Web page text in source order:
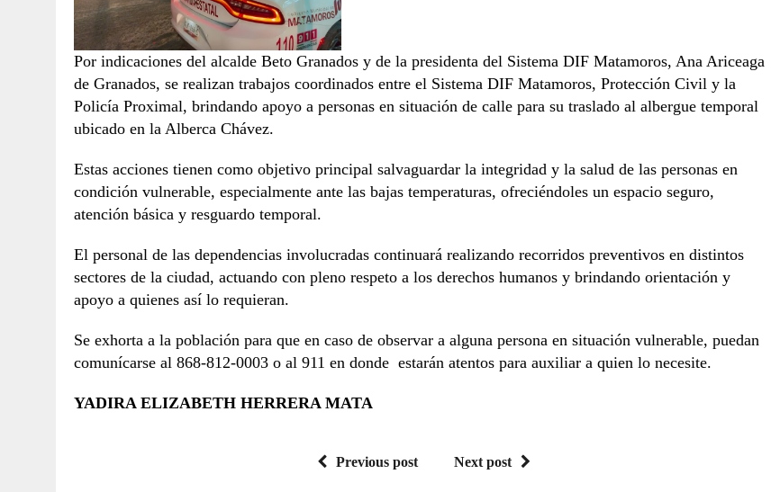
Por indicaciones del alcalde Beto Granados y de la presidenta del Sistema DIF Matamoros, Ana Ariceaga
de Granados, se realizan trabajos coordinados entre el Sistema DIF Matamoros, Protección Civil y la
Policía Proximal, brindando apoyo a personas en situación de calle para su traslado al albergue temporal
ubicado en la Alberca Chávez.
Estas acciones tienen como objetivo principal salvaguardar la integridad y la salud de las personas en
condición vulnerable, especialmente ante las bajas temperaturas, ofreciéndoles un espacio seguro,
atención básica y resguardo temporal.
El personal de las dependencias involucradas continuará realizando recorridos preventivos en distintos
sectores de la ciudad, actuando con pleno respeto a los derechos humanos y brindando orientación y
apoyo a quienes así lo requieran.
Se exhorta a la población para que en caso de observar a alguna persona en situación vulnerable, puedan
comunícarse al 868-812-0003 o al 911 en donde estarán atentos para auxiliar a quien lo necesite.
YADIRA ELIZABETH HERRERA MATA
Previous post Next post